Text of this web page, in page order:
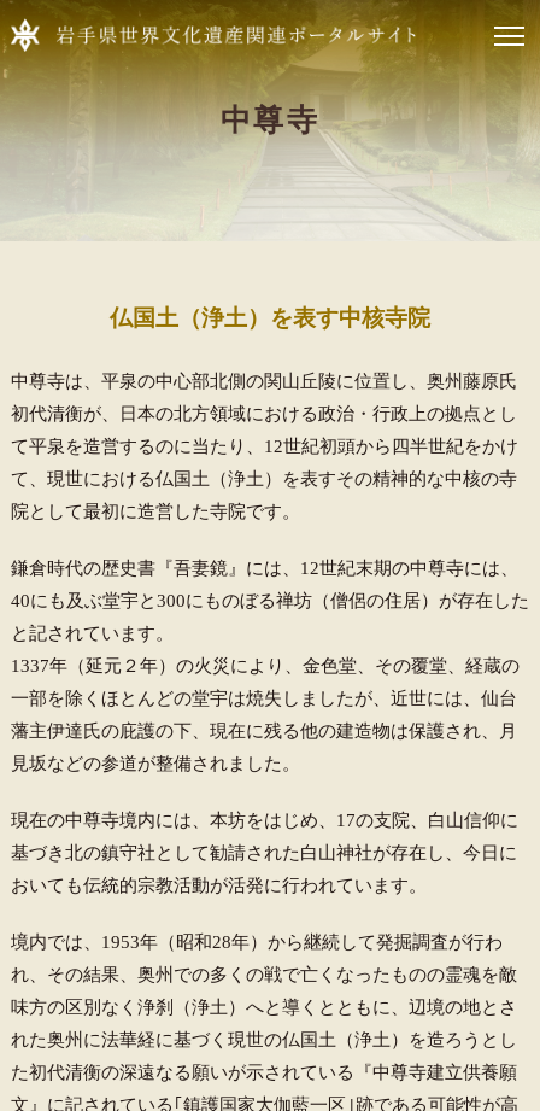
中尊寺
仏国土（浄土）を表す中核寺院
中尊寺は、平泉の中心部北側の関山丘陵に位置し、奥州藤原氏
初代清衡が、日本の北方領域における政治・行政上の拠点とし
て平泉を造営するのに当たり、12世紀初頭から四半世紀をかけ
て、現世における仏国土（浄土）を表すその精神的な中核の寺
院として最初に造営した寺院です。
鎌倉時代の歴史書『吾妻鏡』には、12世紀末期の中尊寺には、
40にも及ぶ堂宇と300にものぼる禅坊（僧侶の住居）が存在した
と記されています。
1337年（延元２年）の火災により、金色堂、その覆堂、経蔵の
一部を除くほとんどの堂宇は焼失しましたが、近世には、仙台
藩主伊達氏の庇護の下、現在に残る他の建造物は保護され、月
見坂などの参道が整備されました。
現在の中尊寺境内には、本坊をはじめ、17の支院、白山信仰に
基づき北の鎮守社として勧請された白山神社が存在し、今日に
おいても伝統的宗教活動が活発に行われています。
境内では、1953年（昭和28年）から継続して発掘調査が行わ
れ、その結果、奥州での多くの戦で亡くなったものの霊魂を敵
味方の区別なく浄刹（浄土）へと導くとともに、辺境の地とさ
れた奥州に法華経に基づく現世の仏国土（浄土）を造ろうとし
た初代清衡の深遠なる願いが示されている『中尊寺建立供養願
文』に記されている｢鎮護国家大伽藍一区｣跡である可能性が高